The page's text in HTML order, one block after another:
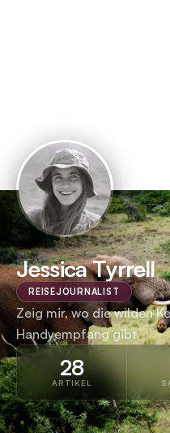
Jessica Tyrrell
REISEJOURNALIST
Zeig mir, wo die wilden
Handyempfang gibt
28
ARTIKEL